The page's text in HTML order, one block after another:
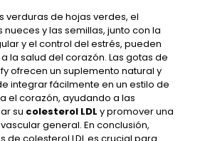
verduras de hojas verdes, el
y las semillas, junto con la
y el control del estrés, pueden
la salud del corazón. Las gotas de
ofrecen un suplemento natural y
integrar fácilmente en un estilo de
el corazón, ayudando a las
su colesterol LDL y promover una
general. En conclusión,